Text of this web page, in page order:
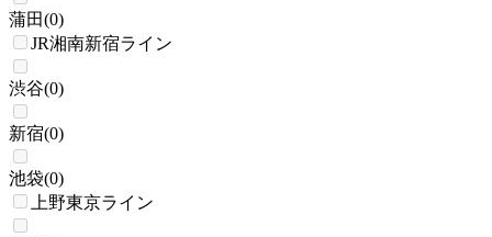
蒲田(0)
JR湘南新宿ライン
渋谷(0)
新宿(0)
池袋(0)
上野東京ライン